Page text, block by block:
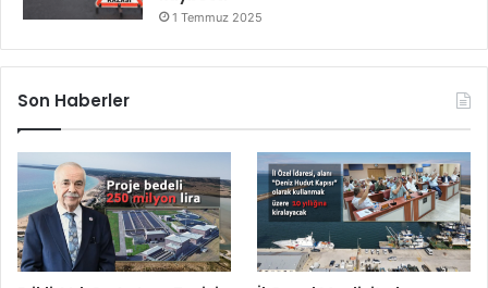
1 Temmuz 2025
Son Haberler